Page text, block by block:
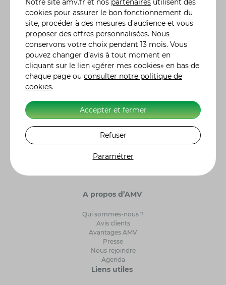
gamme complète de formules d'assurance, des plus
classiques aux plus spécifiques, comme l'assurance
jetski ou quad, adaptées à vos besoins réels. Vous
pouvez moduler vos contrats en y incluant des
garanties particulières, en fonction de l'utilisation ou
des risques liés à votre véhicule. De la demande de
devis à la souscription de votre contrat assurance
moto, auto ou autre, tout se fait en ligne. Nos 300
conseillers sont également à votre écoute pour vous
votre contrat d'assurance. Retrouvez l'histoire des
constructeurs motoet leurs modèles de référence.
de gagner ! Label Excellence Assurance Moto
Scooter. AMV Assurance Moto sur 5243 clients
interrogés par Avis Vérifiés, AMV obtient une note de
A propos d’AMV
Qui sommes-nous ?
Avis clients
Avantages AMV
Presse
Nous rejoindre
Agenda
Liens utiles
Notre site amv.fr et nos partenaires utilisent des
cookies pour assurer le bon fonctionnement du
site, procéder à des mesures d’audience et vous
proposer des offres personnalisées. Nous
conservons votre choix pendant 13 mois. Vous
pouvez changer d’avis à tout moment en
cliquant sur le lien «gérer mes cookies» en bas de
chaque page ou consulter notre politique de
cookies.
Accepter et fermer
Refuser
Paramétrer